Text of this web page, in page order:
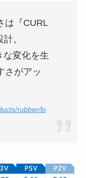
は『CURL
。
な変化を生
さがアッ
rubber/lo